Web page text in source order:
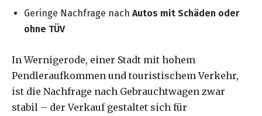
Geringe Nachfrage nach Autos mit Schäden oder
ohne TÜV
In Wernigerode, einer Stadt mit hohem
Pendleraufkommen und touristischem Verkehr,
ist die Nachfrage nach Gebrauchtwagen zwar
stabil – der Verkauf gestaltet sich für